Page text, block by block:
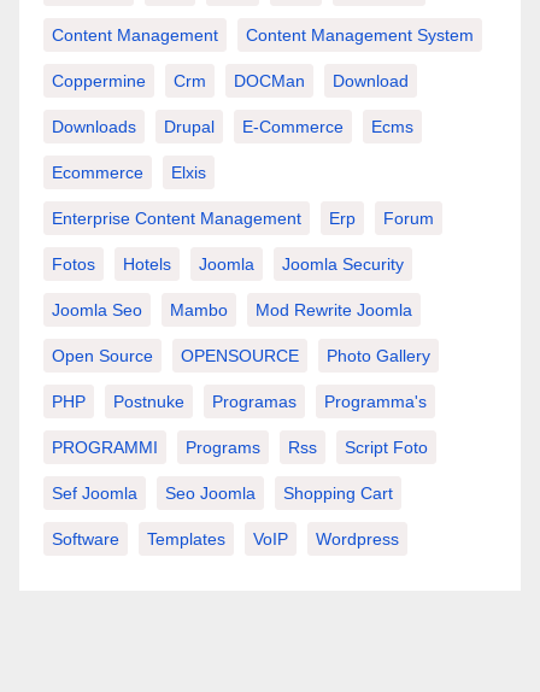
Content Management Content Management System
Coppermine Crm DOCMan Download
Downloads Drupal E-Commerce Ecms
Ecommerce Elxis
Enterprise Content Management Erp Forum
Fotos Hotels Joomla Joomla Security
Joomla Seo Mambo Mod Rewrite Joomla
Open Source OPENSOURCE Photo Gallery
PHP Postnuke Programas Programma's
PROGRAMMI Programs Rss Script Foto
Sef Joomla Seo Joomla Shopping Cart
Software Templates VoIP Wordpress